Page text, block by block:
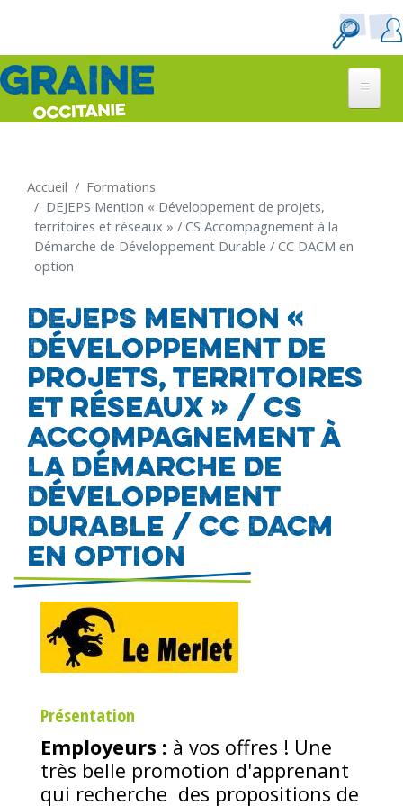
contenu
Accueil
Formations
DEJEPS Mention « Développement de projets,
territoires et réseaux » / CS Accompagnement à la
Démarche de Développement Durable / CC DACM en
option
DEJEPS Mention «
Développement de
projets, territoires
et réseaux » / CS
Accompagnement à
la Démarche de
Développement
Durable / CC DACM
en option
Image
Présentation
Employeurs : à vos offres ! Une
très belle promotion d'apprenant
qui recherche des propositions de